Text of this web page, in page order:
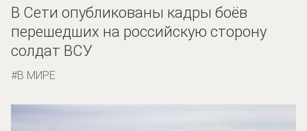
В Сети опубликованы кадры боёв
перешедших на российскую сторону
солдат ВСУ
В МИРЕ